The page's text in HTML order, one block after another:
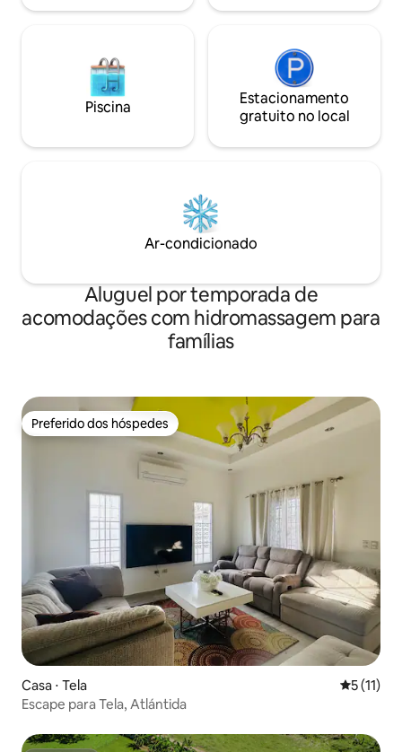
Piscina
Estacionamento
gratuito no local
Ar-condicionado
Aluguel por temporada de
acomodações com hidromassagem para
famílias
Preferido dos hóspedes
Preferido dos hóspedes
Casa ⋅ Tela 5 de uma
5 (11)
Escape para Tela, Atlántida